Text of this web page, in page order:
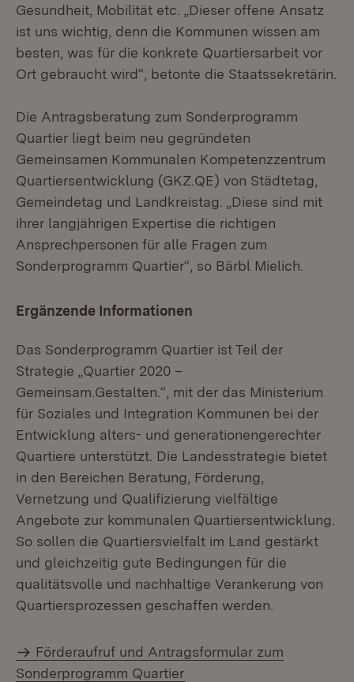
Gesundheit, Mobilität etc. „Dieser offene Ansatz
ist uns wichtig, denn die Kommunen wissen am
besten, was für die konkrete Quartiersarbeit vor
Ort gebraucht wird“, betonte die Staatssekretärin.
Die Antragsberatung zum Sonderprogramm
Quartier liegt beim neu gegründeten
Gemeinsamen Kommunalen Kompetenzzentrum
Quartiersentwicklung (GKZ.QE) von Städtetag,
Gemeindetag und Landkreistag. „Diese sind mit
ihrer langjährigen Expertise die richtigen
Ansprechpersonen für alle Fragen zum
Sonderprogramm Quartier“, so Bärbl Mielich.
Ergänzende Informationen
Das Sonderprogramm Quartier ist Teil der
Strategie „Quartier 2020 –
Gemeinsam.Gestalten.“, mit der das Ministerium
für Soziales und Integration Kommunen bei der
Entwicklung alters- und generationengerechter
Quartiere unterstützt. Die Landesstrategie bietet
in den Bereichen Beratung, Förderung,
Vernetzung und Qualifizierung vielfältige
Angebote zur kommunalen Quartiersentwicklung.
So sollen die Quartiersvielfalt im Land gestärkt
und gleichzeitig gute Bedingungen für die
qualitätsvolle und nachhaltige Verankerung von
Quartiersprozessen geschaffen werden.
Förderaufruf und Antragsformular zum
Sonderprogramm Quartier